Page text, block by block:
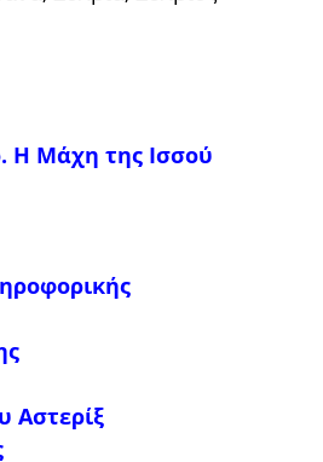
Η Μάχη της Ισσού
Αστερίξ